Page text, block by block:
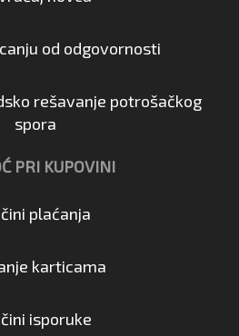
od odgovornosti
rešavanje potrošačkog
spora
PRI KUPOVINI
plaćanja
karticama
isporuke